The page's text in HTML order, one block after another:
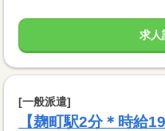
求人
[一般派遣]
【麹町駅2分＊時給